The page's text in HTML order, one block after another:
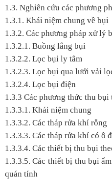
1.3. Nghiên cứu các phương
1.3.1. Khái niệm chung về bụi
1.3.2. Các phương pháp xử lý
1.3.2.1. Buồng lắng bụi
1.3.2.2. Lọc bụi ly tâm
1.3.2.3. Lọc bụi qua lưới vải
1.3.2.4. Lọc bụi điện
1.3.3 Các phương thức thu
1.3.3.1. Khái niệm chung
1.3.3.2. Các tháp rửa khí rỗng
1.3.3.3. Các tháp rửa khí có ô
1.3.3.4. Các thiết bị thu bụi
1.3.3.5. Các thiết bị thu bụi
quán tính